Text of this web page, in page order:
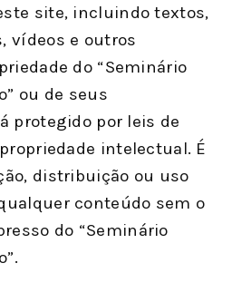
site, incluindo textos,
vídeos e outros
do “Seminário
ou de seus
protegido por leis de
intelectual. É
distribuição ou uso
conteúdo sem o
do “Seminário